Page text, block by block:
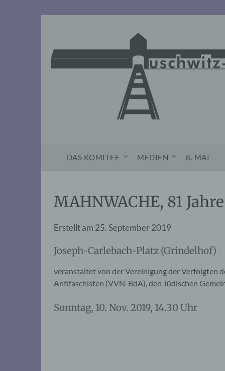
DAS KOMITEE MEDIEN 8. MAI
MAHNWACHE, 81
Erstellt am 25. September 2019
Joseph-Carlebach-Platz (Grindelhof)
veranstaltet von der Vereinigung der Verfolgten
Antifaschisten (VVN-BdA), den Jüdischen
Sonntag, 10. Nov. 2019, 14.30 Uhr